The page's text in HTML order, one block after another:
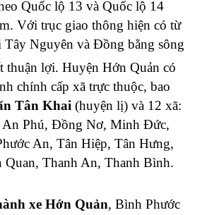
Quốc lộ 13 và Quốc lộ 14
Với trục giao thông hiện có từ
Tây Nguyên và Đồng bằng sông
thuận lợi. Huyện Hớn Quản có
chính cấp xã trực thuộc, bao
Tân Khai (huyện lị) và 12 xã:
Phú, Đồng Nơ, Minh Đức,
An, Tân Hiệp, Tân Hưng,
Quan, Thanh An, Thanh Bình.
xe Hớn Quản, Bình Phước